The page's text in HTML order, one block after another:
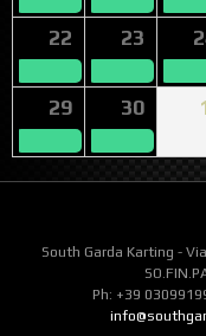
22 23
29 30
South Garda Karting -
Ph: +39